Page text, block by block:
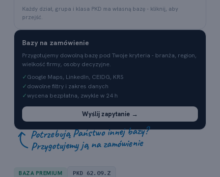
Każdy dział, grupa i klasa PKD ma własną bazę - kliknij, aby
przejść.
Bazy na zamówienie
Przygotujemy dowolną bazę pod Twoje kryteria - branża, region,
wielkość firmy, osoby decyzyjne.
✓Google Maps, LinkedIn, CEIDG, KRS
✓dowolne filtry i zakres danych
✓wycena bezpłatna, zwykle w 24 h
Wyślij zapytanie →
Potrzebują Państwo innej bazy?
Przygotujemy ją na zamówienie
BAZA PREMIUM PKD 62.09.Z